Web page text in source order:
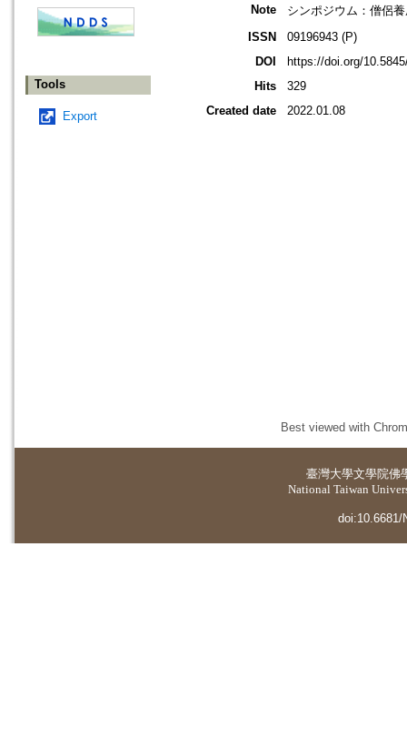
Tools
Export
Note
シンポジウム：僧侶
ISSN
09196943 (P)
DOI
https://doi.org/
Hits
329
Created date
2022.01.08
Best viewed with
臺灣大學文學院佛
National Taiwan
doi:10.6681/